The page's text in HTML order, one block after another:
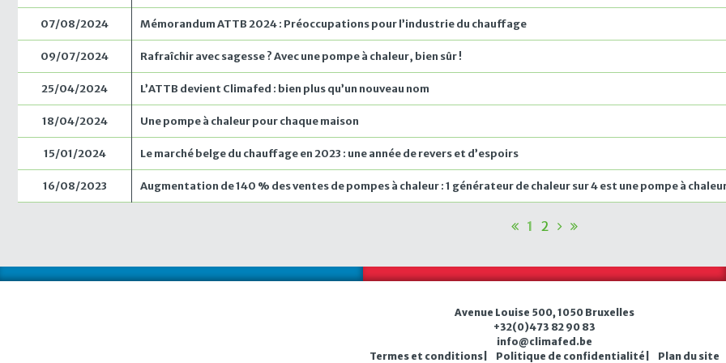
07/08/2024 Mémorandum ATTB 2024 : Préoccupations pour l’industrie du chauffage
09/07/2024 Rafraîchir avec sagesse ? Avec une pompe à chaleur, bien sûr !
25/04/2024 L’ATTB devient Climafed : bien plus qu’un nouveau nom
18/04/2024 Une pompe à chaleur pour chaque maison
15/01/2024 Le marché belge du chauffage en 2023 : une année de revers et d’espoirs
16/08/2023 Augmentation de 140 % des ventes de pompes à chaleur : 1 générateur de chaleur sur 4 est une pompe à
1 2
Avenue Louise 500, 1050 Bruxelles
+32(0)473 82 90 83
info@climafed .be
Termes et conditions
Politique de confidentialité Plan du site